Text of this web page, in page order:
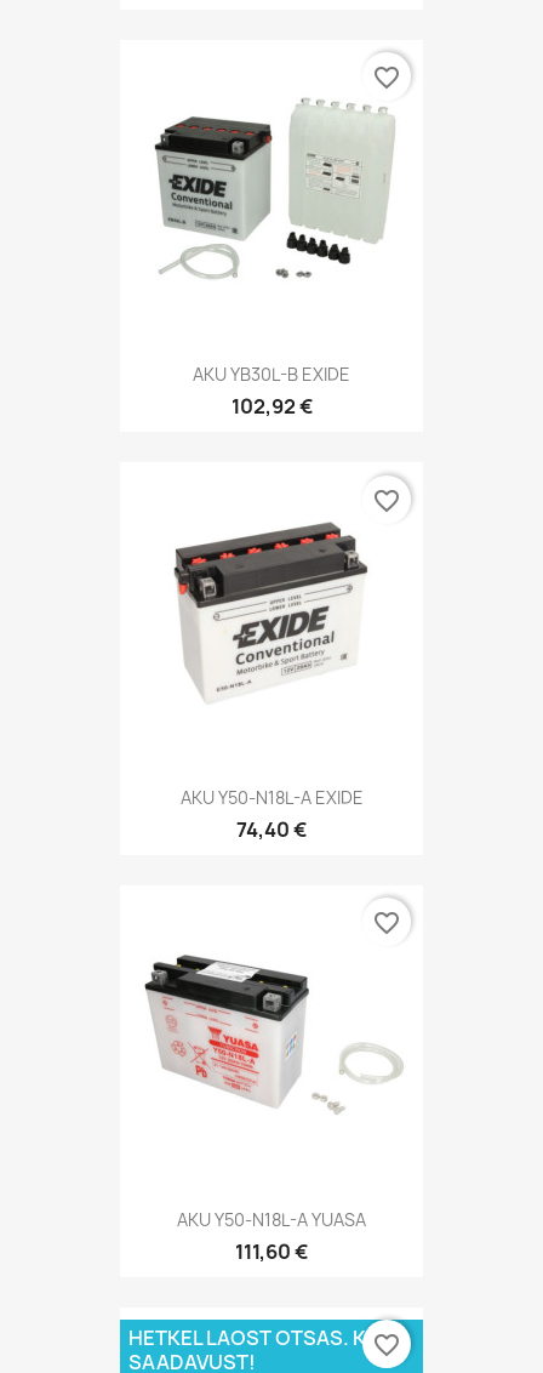
AKU YB30L-B EXIDE
102,92 €
favorite_border
AKU Y50-N18L-A EXIDE
74,40 €
favorite_border
AKU Y50-N18L-A YUASA
111,60 €
favorite_border
HETKEL LAOST OTSAS. KÜSI
SAADAVUST!
favorite_border